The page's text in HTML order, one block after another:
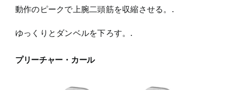
動作のピークで上腕二頭筋を収縮させる。.
ゆっくりとダンベルを下ろす。.
プリーチャー・カール